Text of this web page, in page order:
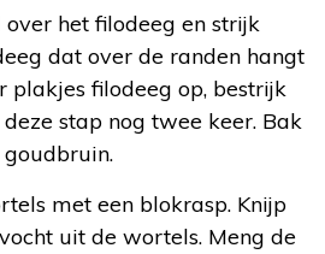
het filodeeg en strijk
dat over de randen hangt
plakjes filodeeg op, bestrijk
stap nog twee keer. Bak
met een blokrasp. Knijp
uit de wortels. Meng de